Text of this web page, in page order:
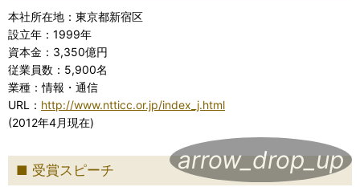
本社所在地：東京都新宿区
設立年：1999年
資本金：3,350億円
従業員数：5,900名
業種：情報・通信
URL： http://www.ntticc.or.jp/index_j.html
(2012年4月現在)
受賞スピーチ arrow_drop_up